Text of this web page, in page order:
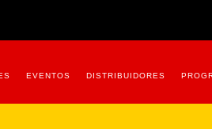
EVENTOS DISTRIBUIDORES